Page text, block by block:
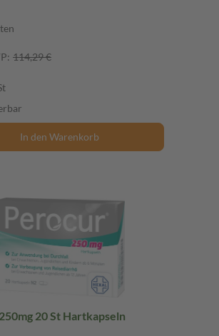
114,29 €
In den Warenkorb
20 St Hartkapseln